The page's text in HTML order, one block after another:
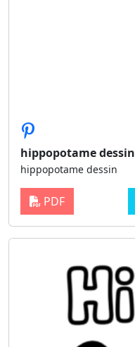
hippopotame dessin
hippopotame dessin
PDF